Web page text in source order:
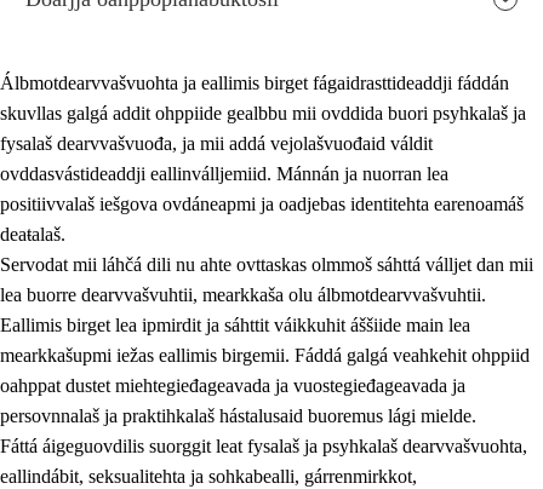
2. Oahppama prinsihpat, ovdáneapmi ja oahppahábmen
2.1 Sosiála oahppan ja ovdáneapmi
2.2 Gealbu fágain
2.3 Vuođđogálggat
Álbmotdearvvašvuohta ja eallimis birget fágaidrasttideaddji fáddán
skuvllas galgá addit ohppiide gealbbu mii ovddida buori psyhkalaš ja
fysalaš dearvvašvuođa, ja mii addá vejolašvuođaid váldit
ovddasvástideaddji eallinválljemiid. Mánnán ja nuorran lea
positiivvalaš iešgova ovdáneapmi ja oadjebas identitehta earenoamáš
deaŧalaš.
Servodat mii láhčá dili nu ahte ovttaskas olmmoš sáhttá válljet dan mii
lea buorre dearvvašvuhtii, mearkkaša olu álbmotdearvvašvuhtii.
Eallimis birget lea ipmirdit ja sáhttit váikkuhit áššiide main lea
mearkkašupmi iežas eallimis birgemii. Fáddá galgá veahkehit ohppiid
oahppat dustet miehtegieđageavada ja vuostegieđageavada ja
persovnnalaš ja praktihkalaš hástalusaid buoremus lági mielde.
Fáttá áigeguovdilis suorggit leat fysalaš ja psyhkalaš dearvvašvuohta,
eallindábit, seksualitehta ja sohkabealli, gárrenmirkkot,